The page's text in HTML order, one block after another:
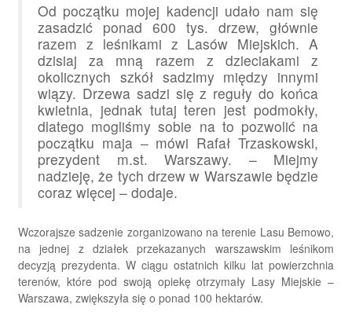
Od początku mojej kadencji udało nam się
zasadzić ponad 600 tys. drzew, głównie
razem z leśnikami z Lasów Miejskich. A
dzisiaj za mną razem z dzieciakami z
okolicznych szkół sadzimy między innymi
wiązy. Drzewa sadzi się z reguły do końca
kwietnia, jednak tutaj teren jest podmokły,
dlatego mogliśmy sobie na to pozwolić na
początku maja – mówi Rafał Trzaskowski,
prezydent m.st. Warszawy. – Miejmy
nadzieję, że tych drzew w Warszawie będzie
coraz więcej – dodaje.
Wczorajsze sadzenie zorganizowano na terenie Lasu Bemowo,
na jednej z działek przekazanych warszawskim leśnikom
decyzją prezydenta. W ciągu ostatnich kilku lat powierzchnia
terenów, które pod swoją opiekę otrzymały Lasy Miejskie –
Warszawa, zwiększyła się o ponad 100 hektarów.